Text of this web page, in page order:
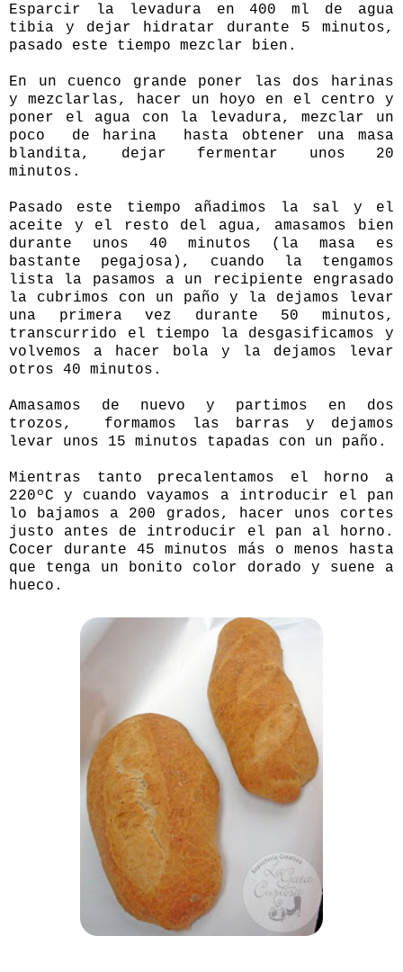
Esparcir la levadura en 400 ml de agua
tibia y dejar hidratar durante 5 minutos,
pasado este tiempo mezclar bien.
En un cuenco grande poner las dos harinas
y mezclarlas, hacer un hoyo en el centro y
poner el agua con la levadura, mezclar un
poco de harina hasta obtener una masa
blandita, dejar fermentar unos 20
minutos.
Pasado este tiempo añadimos la sal y el
aceite y el resto del agua, amasamos bien
durante unos 40 minutos (la masa es
bastante pegajosa), cuando la tengamos
lista la pasamos a un recipiente engrasado
la cubrimos con un paño y la dejamos levar
una primera vez durante 50 minutos,
transcurrido el tiempo la desgasificamos y
volvemos a hacer bola y la dejamos levar
otros 40 minutos.
Amasamos de nuevo y partimos en dos
trozos, formamos las barras y dejamos
levar unos 15 minutos tapadas con un paño.
Mientras tanto precalentamos el horno a
220ºC y cuando vayamos a introducir el pan
lo bajamos a 200 grados, hacer unos cortes
justo antes de introducir el pan al horno.
Cocer durante 45 minutos más o menos hasta
que tenga un bonito color dorado y suene a
hueco.